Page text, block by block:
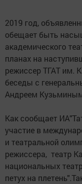
2019 год,
обещает быть
академического
планах на
режиссер ТГАТ им.
беседы с
Андреем
Как сообщает
участие в
и театральной
режиссера, театр
национальных
петух на